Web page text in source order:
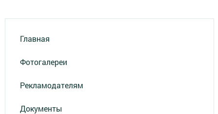
Главная
Фотогалереи
Рекламодателям
Документы